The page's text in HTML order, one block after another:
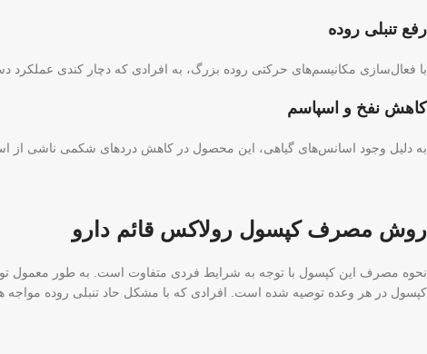
رفع تنبلی روده
با فعال‌سازی مکانیسم‌های حرکتی روده بزرگ، به افرادی که دچار کندی عملکرد
کاهش نفخ و اسپاسم
به دلیل وجود اسانس‌های گیاهی، این محصول در کاهش دردهای شکمی ناشی از
روش مصرف کپسول رولاکس قائم دارو
کپسول در هر وعده توصیه شده است. افرادی که با مشکل حاد تنبلی روده مواجه هستند،